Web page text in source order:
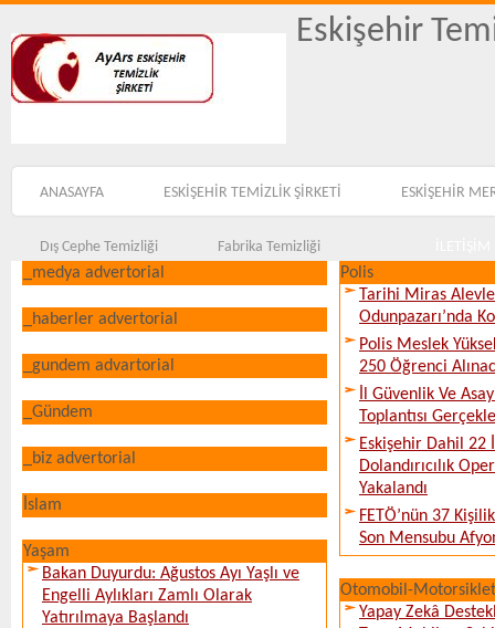
Eskişehir
ANASAYFA ESKİŞEHİR TEMİZLİK ŞİRKETİ ESKİŞEHİR
Dış Cephe Temizliği Fabrika Temizliği
_medya advertorial
_haberler advertorial
_gundem advartorial
_Gündem
_biz advertorial
İslam
Yaşam
Bakan Duyurdu: Ağustos Ayı Yaşlı ve
Engelli Aylıkları Zamlı Olarak
Yatırılmaya Başlandı
Polis
Tarihi Miras
Odunpazarı’nda
Polis Meslek
250 Öğrenci
İl Güvenlik Ve
Toplantısı
Eskişehir Dahil
Dolandırıcılık
Yakalandı
FETÖ’nün 37
Son Mensubu
Otomobil-Motorsiklet
Yapay Zekâ